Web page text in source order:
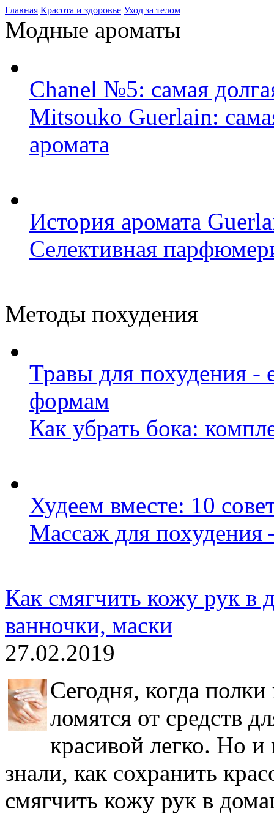
Главная Красота и здоровье Уход за телом
Модные ароматы
Chanel №5: самая
Mitsouko Guerlain:
аромата
История аромата
Селективная
Методы похудения
Травы для похудения -
формам
Как убрать бока:
Худеем вместе: 10
Массаж для похудения
Как смягчить кожу рук
ванночки, маски
27.02.2019
Сегодня, когда
ломятся от средств
красивой легко. Но
знали, как сохранить
смягчить кожу рук в